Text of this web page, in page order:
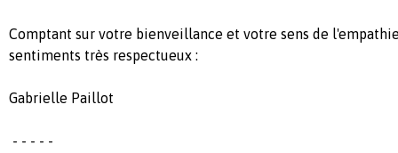
Comptant sur votre bienveillance et votre sens de
sentiments très respectueux :
Gabrielle Paillot
- - - - -